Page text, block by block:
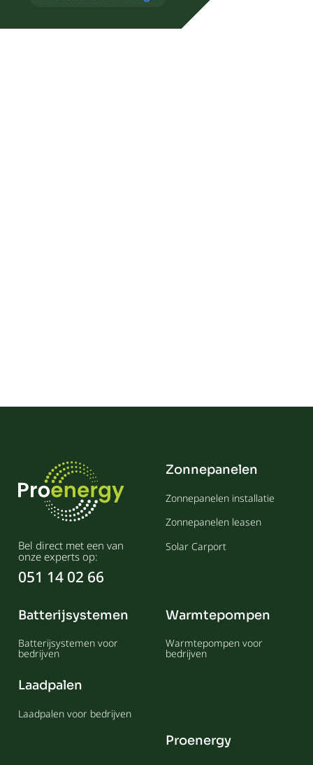
Bel direct met een van
onze experts op:
051 14 02 66
Zonnepanelen
Zonnepanelen installatie
Zonnepanelen leasen
Solar Carport
Batterijsystemen
Batterijsystemen voor
bedrijven
Laadpalen
Laadpalen voor bedrijven
Warmtepompen
Warmtepompen voor
bedrijven
Proenergy